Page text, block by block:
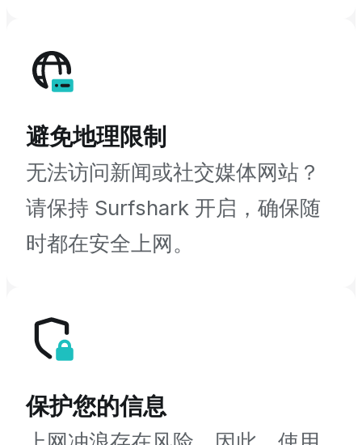
避免地理限制
无法访问新闻或社交媒体网站？
请保持 Surfshark 开启，确保随
时都在安全上网。
保护您的信息